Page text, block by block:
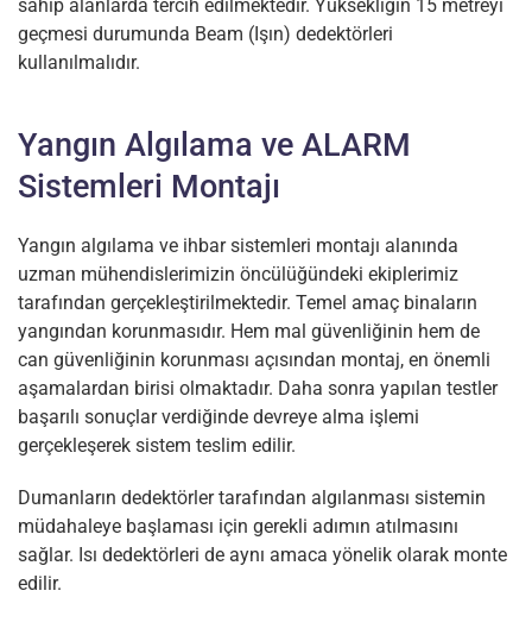
sahip alanlarda tercih edilmektedir. Yüksekliğin 15 metreyi
geçmesi durumunda Beam (Işın) dedektörleri
kullanılmalıdır.
Yangın Algılama ve ALARM
Sistemleri Montajı
Yangın algılama ve ihbar sistemleri montajı alanında
uzman mühendislerimizin öncülüğündeki ekiplerimiz
tarafından gerçekleştirilmektedir. Temel amaç binaların
yangından korunmasıdır. Hem mal güvenliğinin hem de
can güvenliğinin korunması açısından montaj, en önemli
aşamalardan birisi olmaktadır. Daha sonra yapılan testler
başarılı sonuçlar verdiğinde devreye alma işlemi
gerçekleşerek sistem teslim edilir.
Dumanların dedektörler tarafından algılanması sistemin
müdahaleye başlaması için gerekli adımın atılmasını
sağlar. Isı dedektörleri de aynı amaca yönelik olarak monte
edilir.